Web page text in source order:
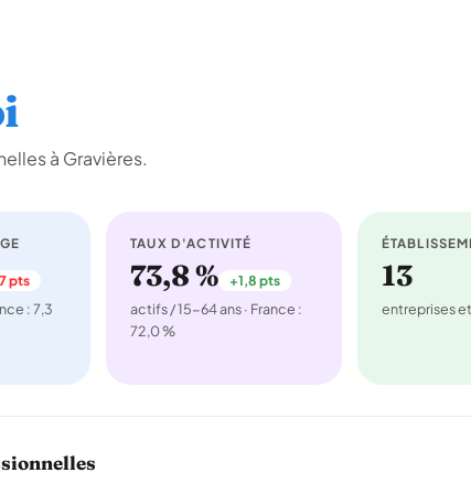
à Gravières.
pts
: 7,3
TAUX D'ACTIVITÉ
73,8 % +1,8 pts
actifs / 15-64 ans · France :
72,0 %
13
entreprises